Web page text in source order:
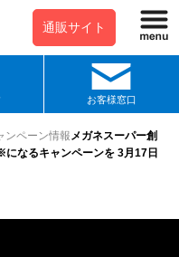
通販サイト
お客様窓口
ンペーン情報メガネスーパー創
なるキャンペーンを 3月17日